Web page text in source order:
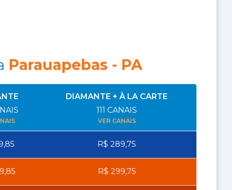
Parauapebas - PA
DIAMANTE + À LA CARTE
111 CANAIS
VER CANAIS
R$ 289,75
R$ 299,75